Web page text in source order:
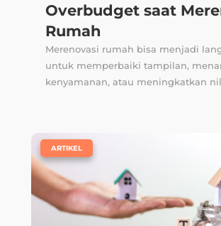
Overbudget saat
Rumah
Merenovasi rumah bisa menjadi
untuk memperbaiki tampilan,
kenyamanan, atau meningkatkan
ARTIKEL